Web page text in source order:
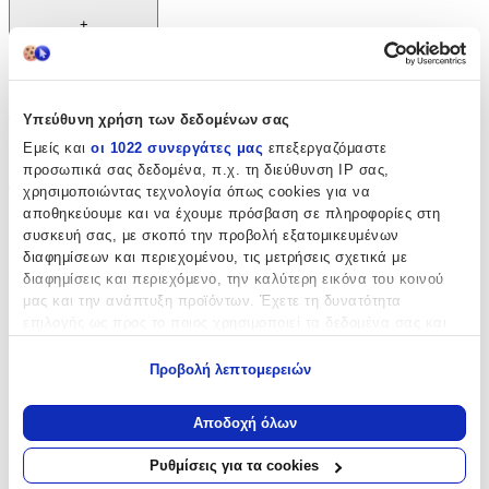
Υπεύθυνη χρήση των δεδομένων σας
Εμείς και οι 1022 συνεργάτες μας επεξεργαζόμαστε
προσωπικά σας δεδομένα, π.χ. τη διεύθυνση IP σας,
χρησιμοποιώντας τεχνολογία όπως cookies για να
αποθηκεύουμε και να έχουμε πρόσβαση σε πληροφορίες στη
συσκευή σας, με σκοπό την προβολή εξατομικευμένων
διαφημίσεων και περιεχομένου, τις μετρήσεις σχετικά με
διαφημίσεις και περιεχόμενο, την καλύτερη εικόνα του κοινού
μας και την ανάπτυξη προϊόντων. Έχετε τη δυνατότητα
Να συλλέξουμε πληροφορίες σχετικά με τη γεωγραφική
σας τοποθεσία, οι οποίες μπορεί να είναι ακριβείς σε
απόσταση μερικών μέτρων
Να αναγνωρίσουμε τη συσκευή σας σαρώνοντας ενεργά
Προβολή λεπτομερειών
Αποδοχή όλων
Ρυθμίσεις για τα cookies
+
Χαρακτηριστικά
Θέμα:
Movies and Series
Τύπος:
Μπρελόκ
Χρώμα:
Πολύχρωμο
Κατασκευαστής:
Pyramid International